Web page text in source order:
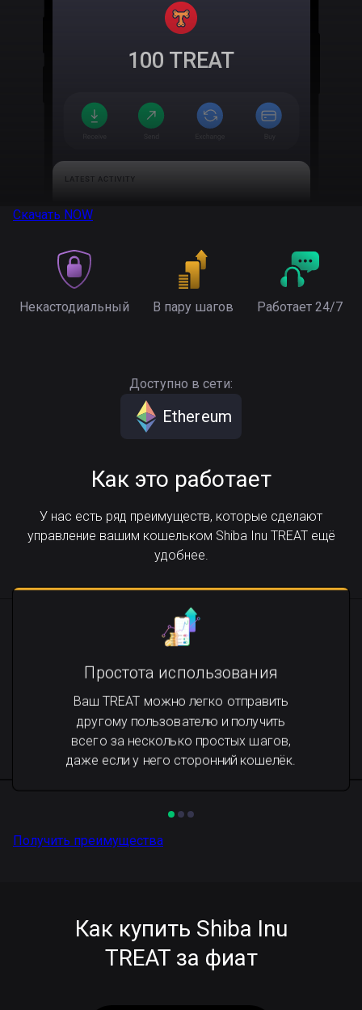
100 TREAT
Скачать NOW
Некастодиальный В пару шагов Работает 24/7
Доступно в сети:
Ethereum
Как это работает
У нас есть ряд преимуществ, которые сделают
управление вашим кошельком Shiba Inu TREAT ещё
удобнее.
Простота использования
Ваш TREAT можно легко отправить
другому пользователю и получить
всего за несколько простых шагов,
даже если у него сторонний кошелёк.
Получить преимущества
Как купить Shiba Inu
TREAT за фиат